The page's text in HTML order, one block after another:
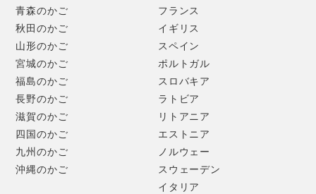
青森のかご
秋田のかご
山形のかご
宮城のかご
福島のかご
長野のかご
滋賀のかご
四国のかご
九州のかご
沖縄のかご
フランス
イギリス
スペイン
ポルトガル
スロバキア
ラトビア
リトアニア
エストニア
ノルウェー
スウェーデン
イタリア